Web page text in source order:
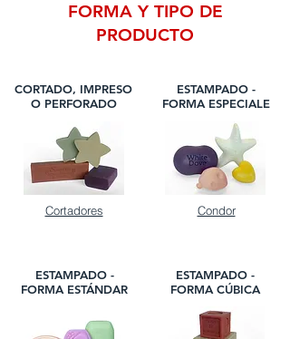
FORMA Y TIPO DE
PRODUCTO
ESTAMPADO -
FORMA ESPECIALE
Condor
CORTADO, IMPRESO
O PERFORADO
Cortadores
ESTAMPADO -
FORMA CÚBICA
ESTAMPADO -
FORMA ESTÁNDAR